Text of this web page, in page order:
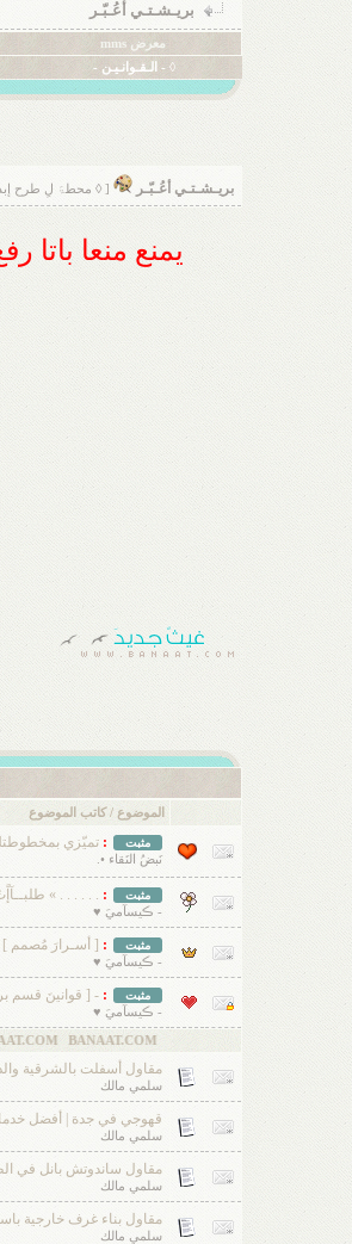
بريـشـتـي أعُـبّـر
معرض mms
◊ - الـقـوانـيـن -
بريـشـتـي أعُـبّـر [ ◊ محطۃَ لِ طرح
يمنع منعا
الموضوع /كاتب الموضوع
مثبت : تميّزي
نَبضُ النَقاء •.
مثبت :
. . . . . . »
- ڪيسآميَ ♥
مثبت : [ أسـرارَ مُصمم
- ڪيسآميَ ♥
مثبت : - [ قوانينَ قسم
- ڪيسآميَ ♥
مقاول أسفلت بالشرقية والدمام
سلمي مالك
قهوجي في جدة | أفضل خدمات
سلمي مالك
مقاول ساندوتش بانل في
سلمي مالك
مقاول بناء غرف خارجية
سلمي مالك